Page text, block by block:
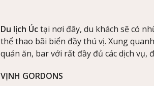
Du lịch Úctại nơi đây, du khách sẽ có
thể thao bãi biển đầy thú vị. Xung
quán ăn, bar với rất đầy đủ các dịch vụ,
VỊNH GORDONS